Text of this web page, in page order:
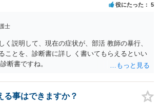
役にたった 5
士
く説明して、現在の症状が、部活 教師の暴行、
ことを、診断書に詳し く書いてもらえるといい
断書ですね。
る事はできますか？